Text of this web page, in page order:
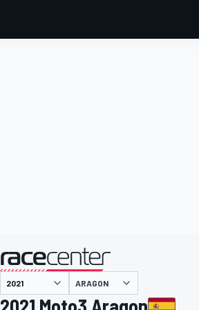
主催
ARAGON